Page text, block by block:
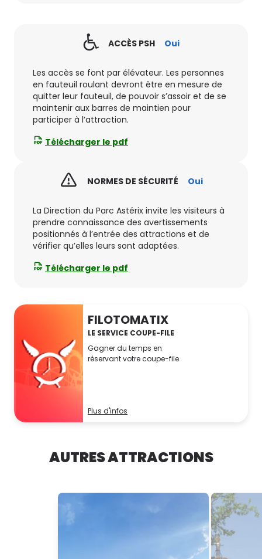
ACCÈS PSH Oui
Les accès se font par élévateur. Les personnes
en fauteuil roulant devront être en mesure de
quitter leur fauteuil, de pouvoir s’assoir et de se
maintenir aux barres de maintien pour
participer à l’attraction.
Télécharger le pdf
NORMES DE SÉCURITÉ Oui
La Direction du Parc Astérix invite les visiteurs à
prendre connaissance des avertissements
positionnés à l’entrée des attractions et de
vérifier qu’elles leurs sont adaptées.
Télécharger le pdf
FILOTOMATIX
LE SERVICE COUPE-FILE
Gagner du temps en
réservant votre coupe-file
Plus d'infos
AUTRES ATTRACTIONS